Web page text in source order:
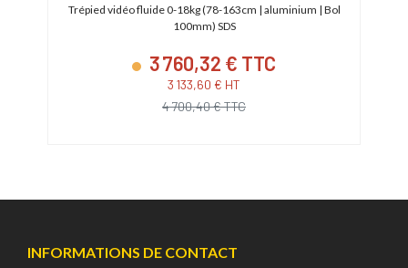
Trépied vidéo fluide 0-18kg (78-163cm | aluminium | Bol
100mm) SDS
3 760,32 € TTC
3 133,60 € HT
4 700,40 € TTC
INFORMATIONS DE CONTACT